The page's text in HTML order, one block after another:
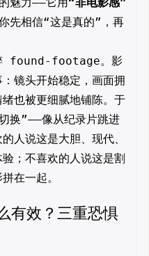
先相信“这是真的”，再
粹 found-footage。影
镜头开始稳定，画面拥
也被更细腻地铺陈。于
换”——像从纪录片跳进
人说这是大胆、现代、
；不喜欢的人说这是割
在一起。
有效？三重恐惧